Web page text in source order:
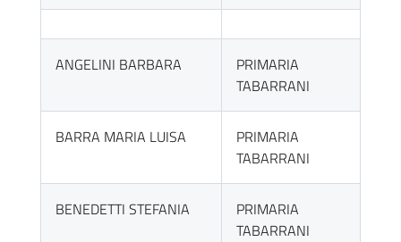
ANGELINI BARBARA
PRIMARIA
TABARRANI
BARRA MARIA LUISA
PRIMARIA
TABARRANI
BENEDETTI STEFANIA
PRIMARIA
TABARRANI